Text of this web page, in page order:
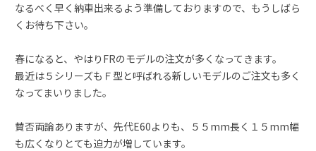
なるべく早く納車出来るよう準備しておりますので、もうしばら
くお待ち下さい。
春になると、やはりFRのモデルの注文が多くなってきます。
最近は５シリーズもＦ型と呼ばれる新しいモデルのご注文も多く
なってまいりました。
賛否両論ありますが、先代E60よりも、５５mm長く１５mm幅
も広くなりとても迫力が増しています。